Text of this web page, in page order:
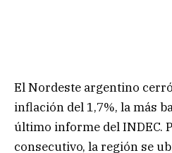
El Nordeste argentino
inflación del 1,7%, la más
último informe del INDEC.
consecutivo, la región se